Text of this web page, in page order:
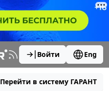
Войти Eng
Перейти в систему ГАРАНТ